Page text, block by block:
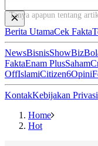
Tanya apapun
Berita UtamaCek Fakta
NewsBisnisShowBiz
FaktaEnam PlusSaham
OffIslamiCitizen6Opini
KontakKebijakan Privasi
Home
Hot